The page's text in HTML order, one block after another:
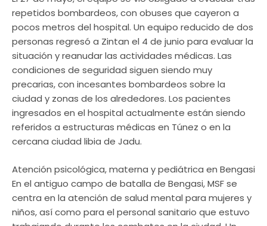
repetidos bombardeos, con obuses que cayeron a
pocos metros del hospital. Un equipo reducido de dos
personas regresó a Zintan el 4 de junio para evaluar la
situación y reanudar las actividades médicas. Las
condiciones de seguridad siguen siendo muy
precarias, con incesantes bombardeos sobre la
ciudad y zonas de los alrededores. Los pacientes
ingresados en el hospital actualmente están siendo
referidos a estructuras médicas en Túnez o en la
cercana ciudad libia de Jadu.
Atención psicológica, materna y pediátrica en Bengasi
En el antiguo campo de batalla de Bengasi, MSF se
centra en la atención de salud mental para mujeres y
niños, así como para el personal sanitario que estuvo